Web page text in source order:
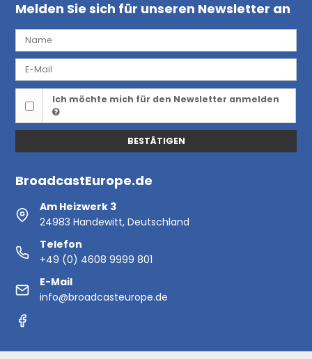
Melden Sie sich für unseren Newsletter an
Ich möchte mich für den Newsletter anmelden
BESTÄTIGEN
BroadcastEurope.de
Am Heizwerk 3
24983 Handewitt, Deutschland
Telefon
+49 (0) 4608 9999 801
E-Mail
info@broadcasteurope.de